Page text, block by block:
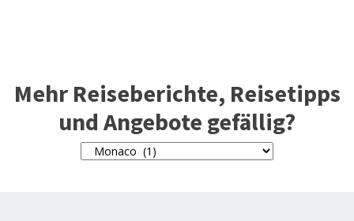
Mehr Reiseberichte, Reisetipps
und Angebote gefällig?